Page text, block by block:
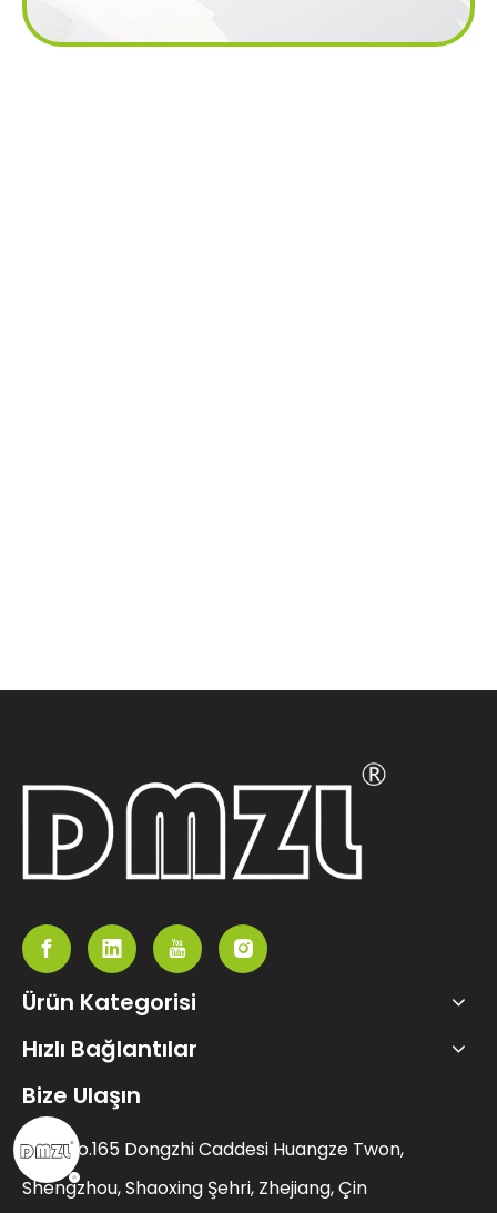
Ürün Kategorisi
Hızlı Bağlantılar
Bize Ulaşın
Ekle: No.165 Dongzhi Caddesi Huangze Twon,
Shengzhou, Shaoxing Şehri, Zhejiang, Çin